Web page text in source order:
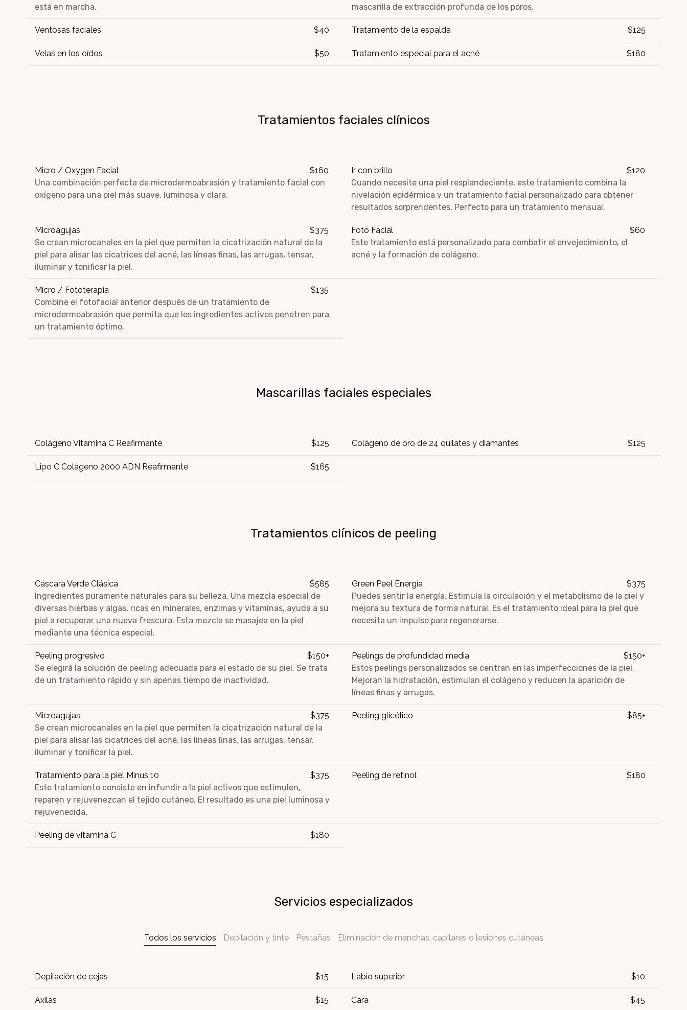
está en marcha.
mascarilla de extracción profunda de los poros.
Ventosas faciales $40 Tratamiento de la espalda $125
Velas en los oídos $50 Tratamiento especial para el acné $180
Tratamientos faciales clínicos
Micro / Oxygen Facial
$160
Una combinación perfecta de microdermoabrasión y tratamiento facial con
oxígeno para una piel más suave, luminosa y clara.
Ir con brillo
$120
Cuando necesite una piel resplandeciente, este tratamiento combina la
nivelación epidérmica y un tratamiento facial personalizado para obtener
resultados sorprendentes. Perfecto para un tratamiento mensual.
Microagujas
$375
Se crean microcanales en la piel que permiten la cicatrización natural de la
piel para alisar las cicatrices del acné, las líneas finas, las arrugas, tensar,
iluminar y tonificar la piel.
Foto Facial
$60
Este tratamiento está personalizado para combatir el envejecimiento, el
acné y la formación de colágeno.
Micro / Fototerapia
$135
Combine el fotofacial anterior después de un tratamiento de
microdermoabrasión que permita que los ingredientes activos penetren para
un tratamiento óptimo.
Mascarillas faciales especiales
Colágeno Vitamina C Reafirmante $125 Colágeno de oro de 24 quilates y diamantes $125
Lipo C Colágeno 2000 ADN Reafirmante $165
Tratamientos clínicos de peeling
Cáscara Verde Clásica
$585
Ingredientes puramente naturales para su belleza. Una mezcla especial de
diversas hierbas y algas, ricas en minerales, enzimas y vitaminas, ayuda a su
piel a recuperar una nueva frescura. Esta mezcla se masajea en la piel
mediante una técnica especial.
Green Peel Energía
$375
Puedes sentir la energía. Estimula la circulación y el metabolismo de la piel y
mejora su textura de forma natural. Es el tratamiento ideal para la piel que
necesita un impulso para regenerarse.
Peeling progresivo
$150+
Se elegirá la solución de peeling adecuada para el estado de su piel. Se trata
de un tratamiento rápido y sin apenas tiempo de inactividad.
Peelings de profundidad media
$150+
Estos peelings personalizados se centran en las imperfecciones de la piel.
Mejoran la hidratación, estimulan el colágeno y reducen la aparición de
líneas finas y arrugas.
Microagujas
$375
Se crean microcanales en la piel que permiten la cicatrización natural de la
piel para alisar las cicatrices del acné, las líneas finas, las arrugas, tensar,
iluminar y tonificar la piel.
Peeling glicólico $85+
Tratamiento para la piel Minus 10
$375
Este tratamiento consiste en infundir a la piel activos que estimulen,
reparen y rejuvenezcan el tejido cutáneo. El resultado es una piel luminosa y
rejuvenecida.
Peeling de retinol $180
Peeling de vitamina C $180
Servicios especializados
Todos los servicios Depilación y tinte Pestañas Eliminación de manchas, capilares o lesiones cutáneas
Depilación de cejas $15 Labio superior $10
Axilas $15 Cara $45